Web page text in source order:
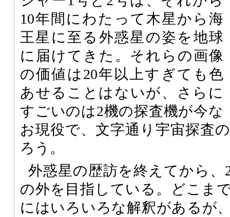
10年間にわたって木星から海
王星に至る外惑星の姿を地球
に届けてきた。それらの画像
の価値は20年以上すぎても色
あせることはないが、さらに
すごいのは2機の探査機が今な
お現役で、文字通り宇宙探査
ろう。
外惑星の歴訪を終えてから、
の外を目指している。どこま
にはいろいろな解釈があるが